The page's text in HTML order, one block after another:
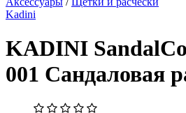
Kadini
KADINI
001 Сандаловая